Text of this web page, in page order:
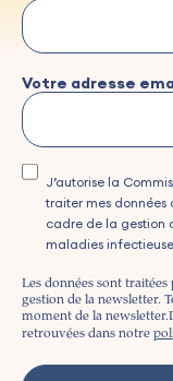
Votre adresse
J’autorise la
traiter mes données
cadre de la gestion
maladies
Les données sont
gestion de la newsletter.
moment de la newsletter.
retrouvées dans notre